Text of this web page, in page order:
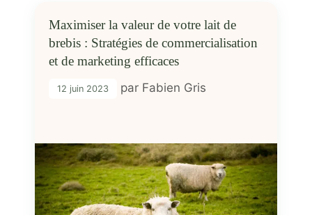
Maximiser la valeur de votre lait de
brebis : Stratégies de commercialisation
et de marketing efficaces
12 juin 2023 par Fabien Gris